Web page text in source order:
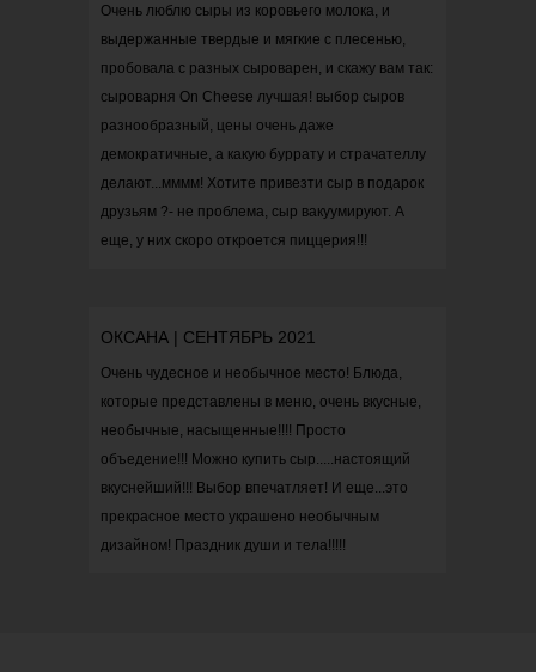
ОКСАНА | СЕНТЯБРЬ 2021
Очень чудесное и необычное место! Блюда,
которые представлены в меню, очень вкусные,
необычные, насыщенные!!!! Просто
объедение!!! Можно купить сыр.....настоящий
вкуснейший!!! Выбор впечатляет! И еще...это
прекрасное место украшено необычным
дизайном! Праздник души и тела!!!!!
Очень люблю сыры из коровьего молока, и
выдержанные твердые и мягкие с плесенью,
пробовала с разных сыроварен, и скажу вам так:
сыроварня On Cheese лучшая! выбор сыров
разнообразный, цены очень даже
демократичные, а какую буррату и страчателлу
делают...мммм! Хотите привезти сыр в подарок
друзьям ?- не проблема, сыр вакуумируют. А
еще, у них скоро откроется пиццерия!!!